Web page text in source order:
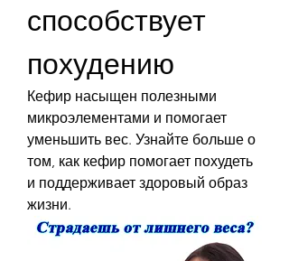
способствует
похудению
Кефир насыщен полезными
микроэлементами и помогает
уменьшить вес. Узнайте больше о
том, как кефир помогает похудеть
и поддерживает здоровый образ
жизни.